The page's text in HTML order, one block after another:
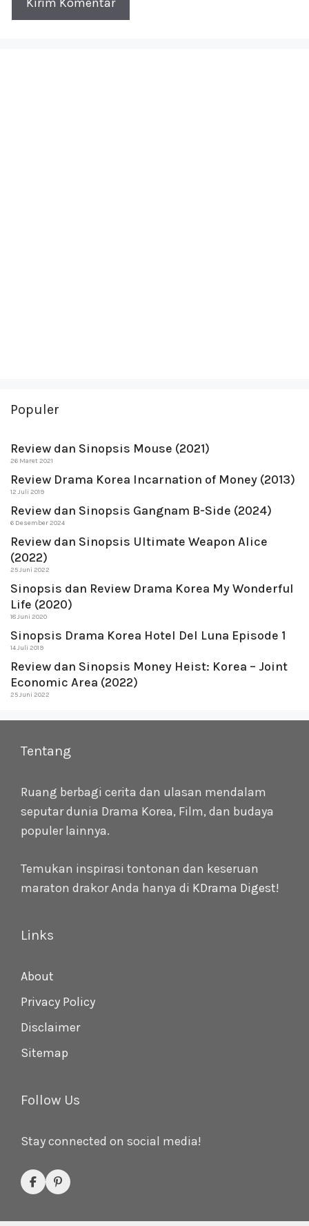
Populer
Review dan Sinopsis Mouse (2021)
26 Maret 2021
Review Drama Korea Incarnation of Money (2013)
12 Juli 2019
Review dan Sinopsis Gangnam B-Side (2024)
6 Desember 2024
Review dan Sinopsis Ultimate Weapon Alice
(2022)
25 Juni 2022
Sinopsis dan Review Drama Korea My Wonderful
Life (2020)
18 Juni 2020
Sinopsis Drama Korea Hotel Del Luna Episode 1
14 Juli 2019
Review dan Sinopsis Money Heist: Korea – Joint
Economic Area (2022)
25 Juni 2022
Tentang
Ruang berbagi cerita dan ulasan mendalam
seputar dunia Drama Korea, Film, dan budaya
populer lainnya.
Temukan inspirasi tontonan dan keseruan
maraton drakor Anda hanya di KDrama Digest!
Links
About
Privacy Policy
Disclaimer
Sitemap
Follow Us
Stay connected on social media!